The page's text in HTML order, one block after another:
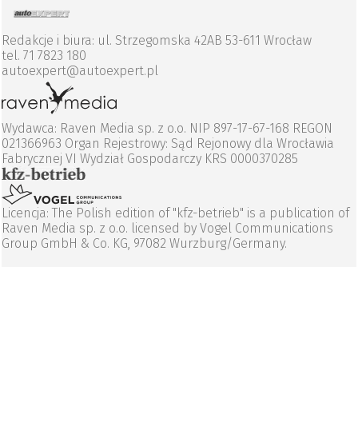
Redakcje i biura: ul. Strzegomska 42AB 53-611 Wrocław
tel. 71 7823 180
autoexpert@autoexpert.pl
Wydawca: Raven Media sp. z o.o. NIP 897-17-67-168 REGON
021366963 Organ Rejestrowy: Sąd Rejonowy dla Wrocławia
Fabrycznej VI Wydział Gospodarczy KRS 0000370285
Licencja: The Polish edition of "kfz-betrieb" is a publication of
Raven Media sp. z o.o. licensed by Vogel Communications
Group GmbH & Co. KG, 97082 Wurzburg/Germany.